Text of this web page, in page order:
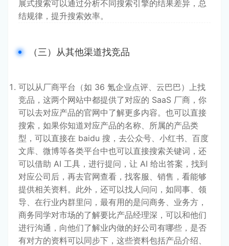
展式搜索可以通过分析不同搜索引擎的结果差异，总
结规律，提升搜索效率。
（三）从其他渠道找竞品
可以从厂商平台（如 36 氪企业点评、云巴巴）上找
竞品，这两个网站中都提供了对应的 SaaS 厂商，你
可以去对应产品的官网中了解更多内容。也可以直接
搜索，如果你知道对应产品的名称、所属的产品类
型，可以直接在 baidu 搜，去公众号、小红书、百度
文库、微博等各类平台中也可以直接搜索关键词，还
可以借助 AI 工具，进行提问，让 AI 给出答案，找到
对应公司后，再去官网查看，找客服、销售，看能够
提供相关资料。此外，还可以找人问问，如同事、领
导、在行业内群里问，最有用的是问商务、业务方，
商务同学对市场的了解要比产品经理深，可以和他们
进行沟通，向他们了解业内做的好公司有哪些，是否
有对方的资料可以同步下，这些资料包括产品介绍、